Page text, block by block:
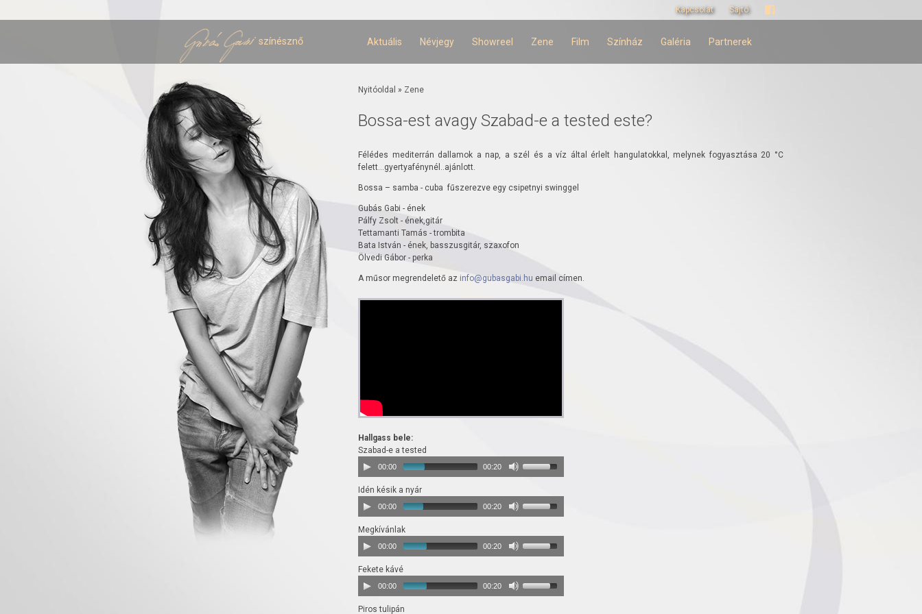
tartalomra
Kapcsolat Sajtó
színésznő Aktuális Névjegy Showreel Zene Film Színház Galéria Partnerek
Jelenlegi hely
Nyitóoldal » Zene
Bossa-est avagy Szabad-e a tested este?
Félédes mediterrán dallamok a nap, a szél és a víz által érlelt hangulatokkal, melynek fogyasztása 20 °C
felett...gyertyafénynél..ajánlott.
Bossa – samba - cuba fűszerezve egy csipetnyi swinggel
Gubás Gabi - ének
Pálfy Zsolt - ének,gitár
Tettamanti Tamás - trombita
Bata István - ének, basszusgitár, szaxofon
Ölvedi Gábor - perka
A műsor megrendelető az info@gubasgabi.hu email címen.
Hallgass bele:
Szabad-e a tested
00:00 00:20
Idén késik a nyár
00:00 00:20
Megkívánlak
00:00 00:20
Fekete kávé
00:00 00:20
Piros tulipán